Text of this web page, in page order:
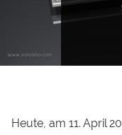
Heute, am 11. April